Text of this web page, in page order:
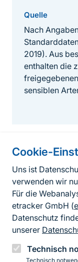
Cookie-
Uns ist
verwenden wir
Für die
etracker GmbH (
Datenschutz
unserer
Technisch
Technisch
Quelle
Nach
2019). Aus
enthalten die
sensiblen